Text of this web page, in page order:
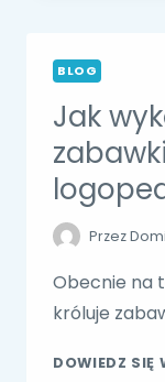
BLOG
Jak
Przez
Obecnie na
króluje
DOWIEDZ SIĘ